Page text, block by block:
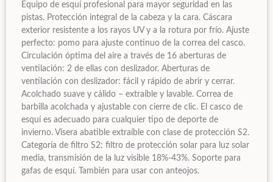
Equipo de esquí profesional para mayor seguridad en las
pistas. Protección integral de la cabeza y la cara. Cáscara
exterior resistente a los rayos UV y a la rotura por frío. Ajuste
perfecto: pomo para ajuste continuo de la correa del casco.
Circulación óptima del aire a través de 16 aberturas de
ventilación: 2 de ellas con deslizador. Aberturas de
ventilación con deslizador: fácil y rápido de abrir y cerrar.
Acolchado suave y cálido – extraíble y lavable. Correa de
barbilla acolchada y ajustable con cierre de clic. El casco de
esquí es adecuado para cualquier tipo de deporte de
invierno. Visera abatible extraíble con clase de protección S2.
Categoría de filtro S2: filtro de protección solar para luz solar
media, transmisión de la luz visible 18%-43%. Soporte para
gafas de esquí. También para usar con anteojos.